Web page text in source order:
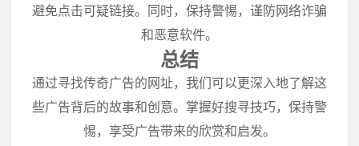
避免点击可疑链接。同时，保持警惕，谨防网络诈骗
和恶意软件。
总结
通过寻找传奇广告的网址，我们可以更深入地了解这
些广告背后的故事和创意。掌握好搜寻技巧，保持警
惕，享受广告带来的欣赏和启发。